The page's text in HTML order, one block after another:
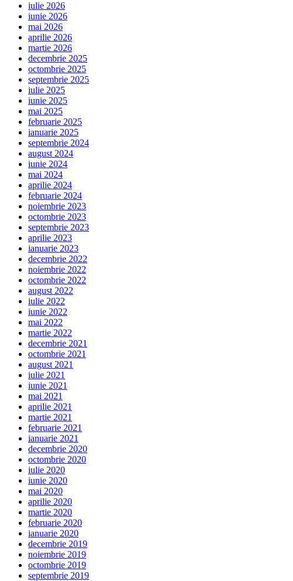
iulie 2026
iunie 2026
mai 2026
aprilie 2026
martie 2026
decembrie 2025
octombrie 2025
septembrie 2025
iulie 2025
iunie 2025
mai 2025
februarie 2025
ianuarie 2025
septembrie 2024
august 2024
iunie 2024
mai 2024
aprilie 2024
februarie 2024
noiembrie 2023
octombrie 2023
septembrie 2023
aprilie 2023
ianuarie 2023
decembrie 2022
noiembrie 2022
octombrie 2022
august 2022
iulie 2022
iunie 2022
mai 2022
martie 2022
decembrie 2021
octombrie 2021
august 2021
iulie 2021
iunie 2021
mai 2021
aprilie 2021
martie 2021
februarie 2021
ianuarie 2021
decembrie 2020
octombrie 2020
iulie 2020
iunie 2020
mai 2020
aprilie 2020
martie 2020
februarie 2020
ianuarie 2020
decembrie 2019
noiembrie 2019
octombrie 2019
septembrie 2019